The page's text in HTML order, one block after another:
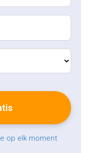
op elk moment